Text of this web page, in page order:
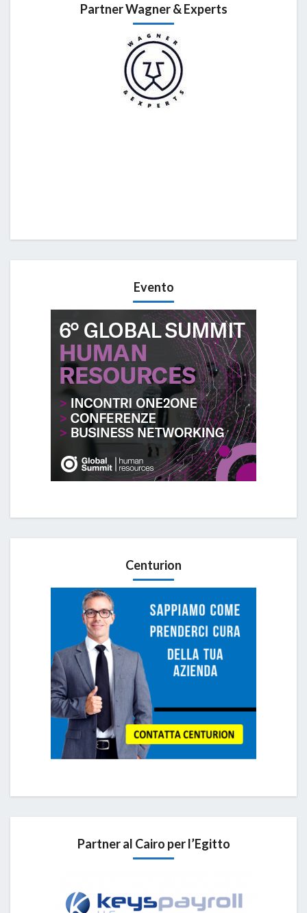
Partner Wagner & Experts
Evento
Centurion
Partner al Cairo per l’Egitto